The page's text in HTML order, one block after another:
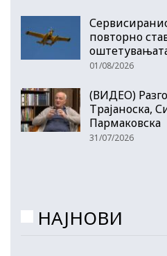
повторно
01/08/2026
(ВИДЕО)
Трајаноска,
Пармаковска
31/07/2026
НАЈНОВИ